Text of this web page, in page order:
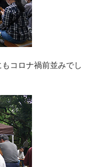
コロナ禍前並みでし